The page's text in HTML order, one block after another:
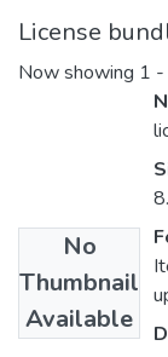
License
Now showing 1
No
Thumbnail
Available